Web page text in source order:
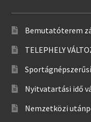
Bemutatóterem
TELEPHELY
Nyitvatartási idő
Nemzetközi